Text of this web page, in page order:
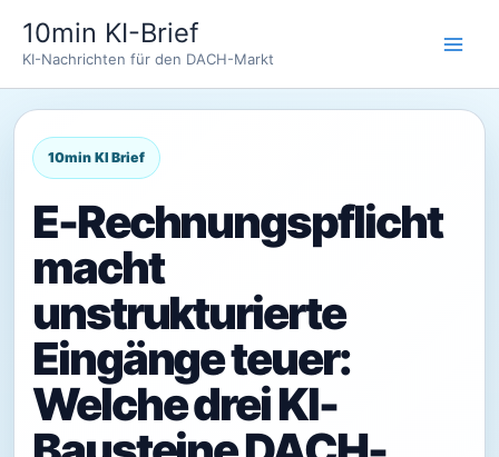
Inhalt
springen
10min KI-Brief
KI-Nachrichten für den DACH-Markt
E-Rechnungspflicht
macht
unstrukturierte
Eingänge teuer:
Welche drei KI-